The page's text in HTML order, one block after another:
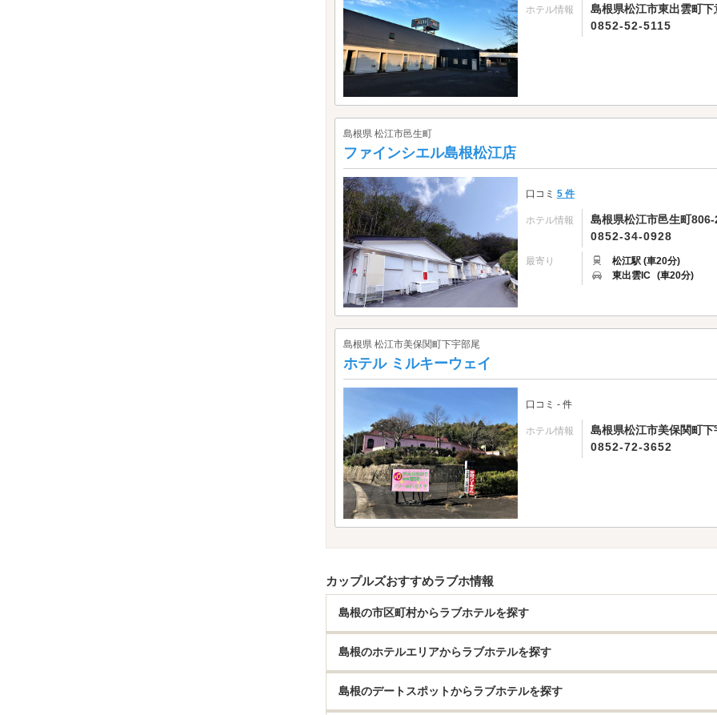
ホテル情報
島根県松江市東出雲町
0852-52-5115
島根県 松江市邑生町
ファインシエル島根松江店
口コミ 5 件
ホテル情報
島根県松江市邑生町806-
0852-34-0928
最寄り
松江駅 (車20分)
東出雲IC (車20分)
島根県 松江市美保関町下宇部尾
ホテル ミルキーウェイ
口コミ - 件
ホテル情報
島根県松江市美保関町
0852-72-3652
カップルズおすすめラブホ情報
島根の市区町村からラブホテルを探す
島根のホテルエリアからラブホテルを探す
島根のデートスポットからラブホテルを探す